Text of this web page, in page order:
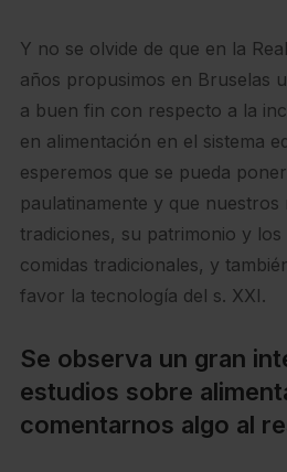
Y no se olvide de que en la
años propusimos en Bruselas
a buen fin con respecto a la
en alimentación en el sistema
esperemos que se pueda
paulatinamente y que
tradiciones, su patrimonio y
comidas tradicionales, y
favor la tecnología del s. XXI.
Se observa un gran
estudios sobre
comentarnos algo al